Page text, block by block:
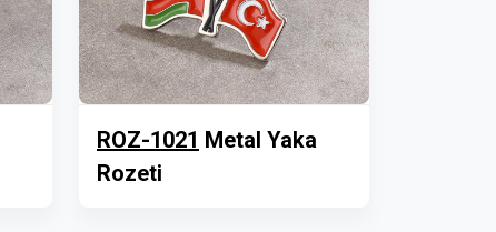
ROZ-1021 Metal Yaka
Rozeti